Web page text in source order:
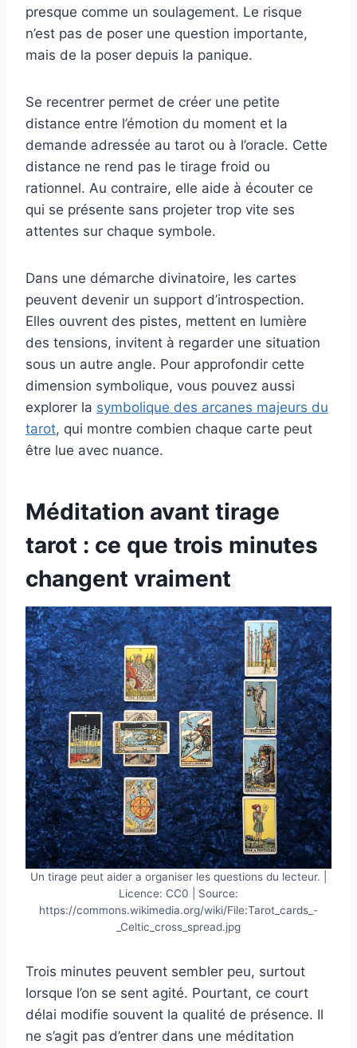
presque comme un soulagement. Le risque
n’est pas de poser une question importante,
mais de la poser depuis la panique.
Se recentrer permet de créer une petite
distance entre l’émotion du moment et la
demande adressée au tarot ou à l’oracle. Cette
distance ne rend pas le tirage froid ou
rationnel. Au contraire, elle aide à écouter ce
qui se présente sans projeter trop vite ses
attentes sur chaque symbole.
Dans une démarche divinatoire, les cartes
peuvent devenir un support d’introspection.
Elles ouvrent des pistes, mettent en lumière
des tensions, invitent à regarder une situation
sous un autre angle. Pour approfondir cette
dimension symbolique, vous pouvez aussi
explorer la symbolique des arcanes majeurs du
tarot, qui montre combien chaque carte peut
être lue avec nuance.
Méditation avant tirage
tarot : ce que trois minutes
changent vraiment
Un tirage peut aider a organiser les questions du lecteur. |
Licence: CC0 | Source:
https://commons.wikimedia.org/wiki/File:Tarot_cards_-
_Celtic_cross_spread.jpg
Trois minutes peuvent sembler peu, surtout
lorsque l’on se sent agité. Pourtant, ce court
délai modifie souvent la qualité de présence. Il
ne s’agit pas d’entrer dans une méditation